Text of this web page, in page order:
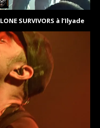
LONE SURVIVORS à l’Ilyade